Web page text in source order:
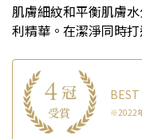
肌膚細紋和平衡肌膚
利精華。在潔淨同時
BEST
※2022